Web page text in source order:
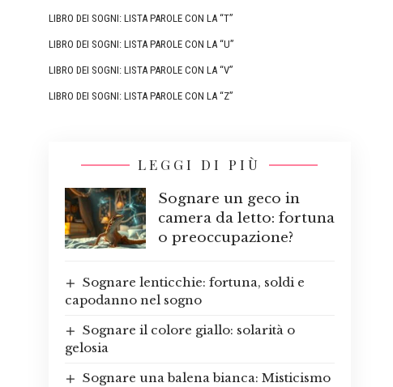
LIBRO DEI SOGNI: LISTA PAROLE CON LA “T”
LIBRO DEI SOGNI: LISTA PAROLE CON LA “U”
LIBRO DEI SOGNI: LISTA PAROLE CON LA “V”
LIBRO DEI SOGNI: LISTA PAROLE CON LA “Z”
LEGGI DI PIÙ
Sognare un geco in
camera da letto: fortuna
o preoccupazione?
Sognare lenticchie: fortuna, soldi e
capodanno nel sogno
Sognare il colore giallo: solarità o
gelosia
Sognare una balena bianca: Misticismo